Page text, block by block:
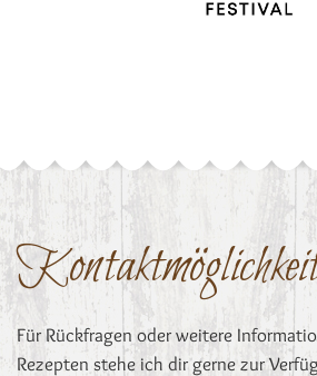
Für Rückfragen oder weitere
Rezepten stehe ich dir gerne zur